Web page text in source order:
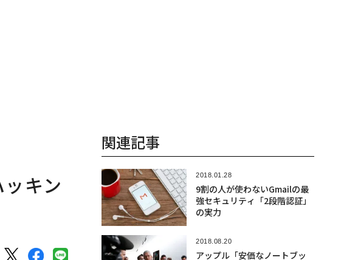
キン
関連記事
2018.01.28
9割の人が使わないGmailの最
強セキュリティ「2段階認証」
の実力
2018.08.20
アップル「安価なノートブッ